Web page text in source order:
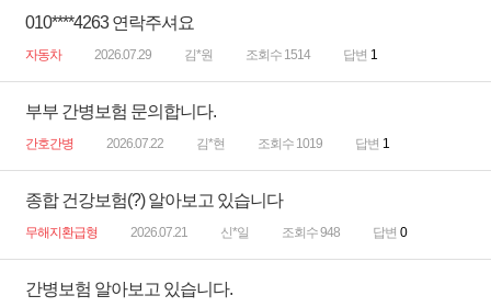
010****4263 연락주셔요
자동차 2026.07.29 김*원 조회수 1514 답변 1
부부 간병보험 문의합니다.
간호간병 2026.07.22 김*현 조회수 1019 답변 1
종합 건강보험(?) 알아보고 있습니다
무해지환급형 2026.07.21 신*일 조회수 948 답변 0
간병보험 알아보고 있습니다.